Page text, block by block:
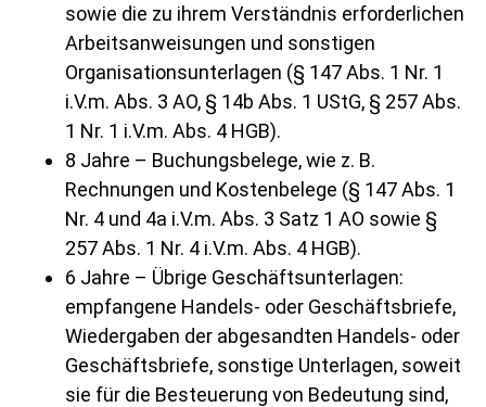
sowie die zu ihrem Verständnis erforderlichen
Arbeitsanweisungen und sonstigen
Organisationsunterlagen (§ 147 Abs. 1 Nr. 1
i.V.m. Abs. 3 AO, § 14b Abs. 1 UStG, § 257 Abs.
1 Nr. 1 i.V.m. Abs. 4 HGB).
8 Jahre – Buchungsbelege, wie z. B.
Rechnungen und Kostenbelege (§ 147 Abs. 1
Nr. 4 und 4a i.V.m. Abs. 3 Satz 1 AO sowie §
257 Abs. 1 Nr. 4 i.V.m. Abs. 4 HGB).
6 Jahre – Übrige Geschäftsunterlagen:
empfangene Handels- oder Geschäftsbriefe,
Wiedergaben der abgesandten Handels- oder
Geschäftsbriefe, sonstige Unterlagen, soweit
sie für die Besteuerung von Bedeutung sind,